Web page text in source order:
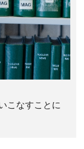
こなすことに